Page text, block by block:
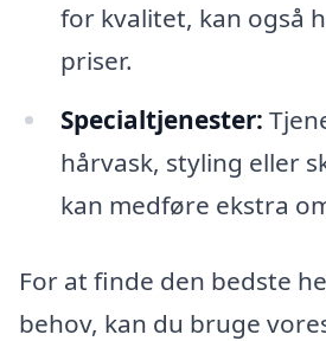
for kvalitet, kan også
priser.
Specialtjenester:
hårvask, styling eller
kan medføre ekstra
For at finde den bedste
behov, kan du bruge